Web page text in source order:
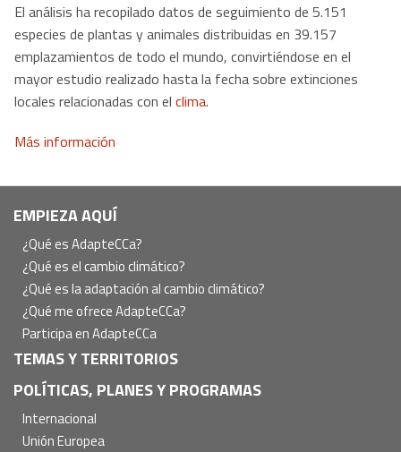
El análisis ha recopilado datos de seguimiento de 5.151
especies de plantas y animales distribuidas en 39.157
emplazamientos de todo el mundo, convirtiéndose en el
mayor estudio realizado hasta la fecha sobre extinciones
locales relacionadas con el clima.
Más información
Navegación
principal
EMPIEZA AQUÍ
¿Qué es AdapteCCa?
¿Qué es el cambio climático?
¿Qué es la adaptación al cambio climático?
¿Qué me ofrece AdapteCCa?
Participa en AdapteCCa
TEMAS Y TERRITORIOS
POLÍTICAS, PLANES Y PROGRAMAS
Internacional
Unión Europea